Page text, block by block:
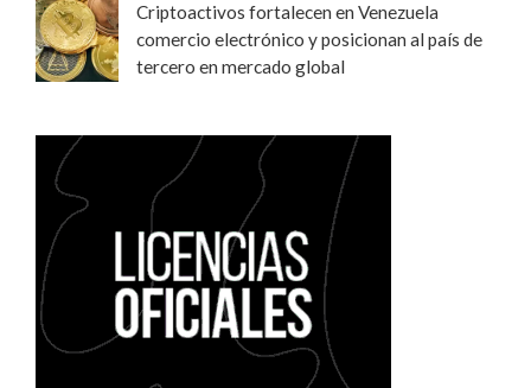
Criptoactivos fortalecen en Venezuela
comercio electrónico y posicionan al país de
tercero en mercado global